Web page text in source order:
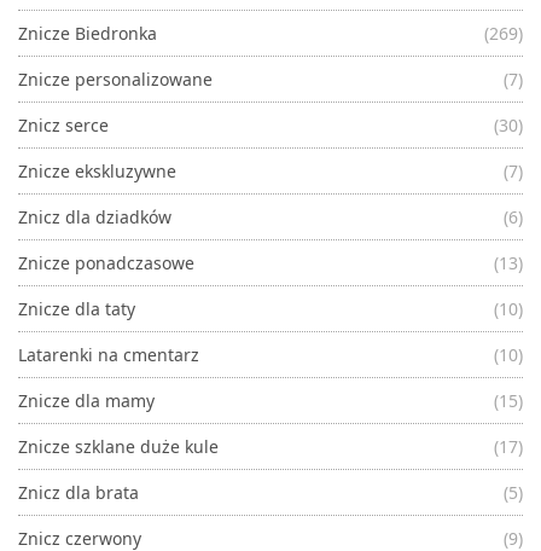
Znicze Biedronka
(269)
Znicze personalizowane
(7)
Znicz serce
(30)
Znicze ekskluzywne
(7)
Znicz dla dziadków
(6)
Znicze ponadczasowe
(13)
Znicze dla taty
(10)
Latarenki na cmentarz
(10)
Znicze dla mamy
(15)
Znicze szklane duże kule
(17)
Znicz dla brata
(5)
Znicz czerwony
(9)